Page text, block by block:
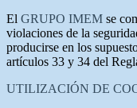
El GRUPO IMEM se
violaciones de la
producirse en los
artículos 33 y 34 del
UTILIZACIÓN DE